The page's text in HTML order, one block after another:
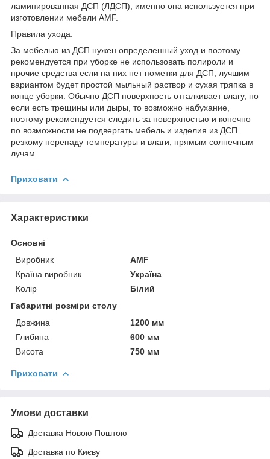
ламинированная ДСП (ЛДСП), именно она используется при
изготовлении мебели AMF.
Правила ухода.
За мебелью из ДСП нужен определенный уход и поэтому
рекомендуется при уборке не использовать полироли и
прочие средства если на них нет пометки для ДСП, лучшим
вариантом будет простой мыльный раствор и сухая тряпка в
конце уборки. Обычно ДСП поверхность отталкивает влагу, но
если есть трещины или дыры, то возможно набухание,
поэтому рекомендуется следить за поверхностью и конечно
по возможности не подвергать мебель и изделия из ДСП
резкому перепаду температуры и влаги, прямым солнечным
лучам.
Приховати
Характеристики
Основні
Виробник
AMF
Країна виробник
Україна
Колір
Білий
Габаритні розміри столу
Довжина
1200 мм
Глибина
600 мм
Висота
750 мм
Приховати
Умови доставки
Доставка Новою Поштою
Доставка по Києву